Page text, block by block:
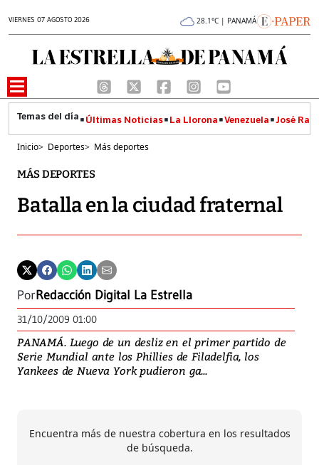
VIERNES 07 AGOSTO 2026 28.1°C | PANAMÁ
Últimas Noticias La Llorona Venezuela José
Inicio> Deportes> Más deportes
MÁS DEPORTES
Batalla en la ciudad fraternal
PorRedacción Digital La Estrella
31/10/2009 01:00
PANAMÁ. Luego de un desliz en el primer partido de
Serie Mundial ante los Phillies de Filadelfia, los
Yankees de Nueva York pudieron ga...
Encuentra más de nuestra cobertura en los resultados
de búsqueda.